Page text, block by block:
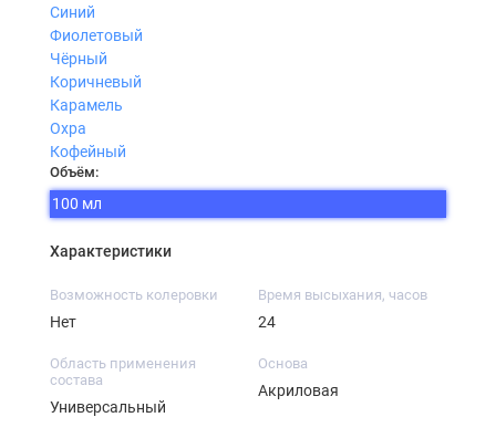
Синий
Фиолетовый
Чёрный
Коричневый
Карамель
Охра
Кофейный
Объём:
100 мл
Характеристики
Возможность колеровки
Нет
Время высыхания, часов
24
Область применения
состава
Универсальный
Основа
Акриловая